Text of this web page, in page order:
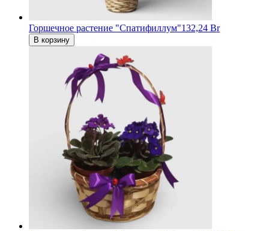
Горшечное растение "Спатифиллум"132,24 Br
В корзину